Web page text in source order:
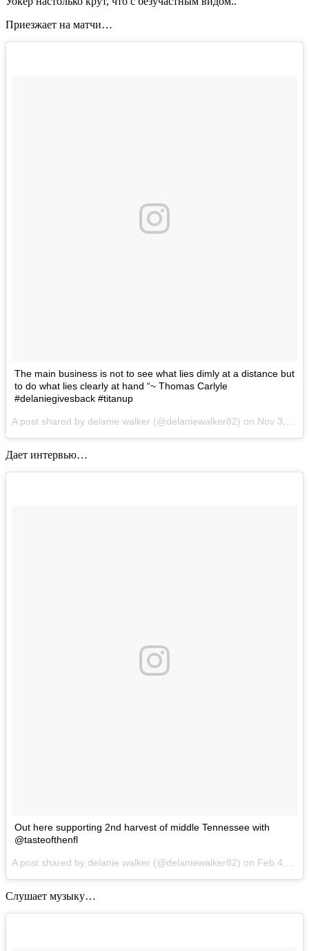
Приезжает на матчи…
The main business is not to see what lies dimly at a distance but
to do what lies clearly at hand “~ Thomas Carlyle
#delaniegivesback #titanup
A post shared by delanie walker (@delaniewalker82) on Nov 3, 2017 at 10:05am PDT
Дает интервью…
Out here supporting 2nd harvest of middle Tennessee with
@tasteofthenfl
A post shared by delanie walker (@delaniewalker82) on Feb 4, 2017 at 4:19pm PST
Слушает музыку…